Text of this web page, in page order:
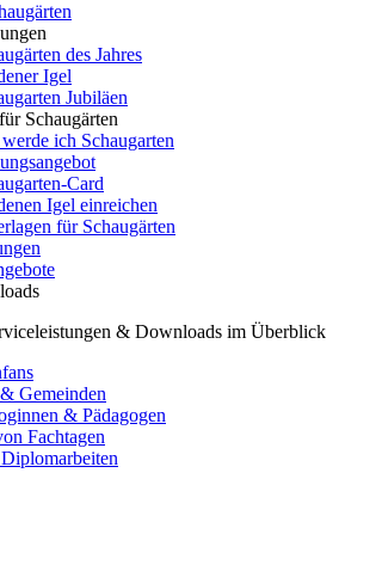
des Jahres
Igel
Jubiläen
Schaugärten
ich Schaugarten
Card
Igel einreichen
für Schaugärten
& Downloads im Überblick
Gemeinden
& Pädagogen
Fachtagen